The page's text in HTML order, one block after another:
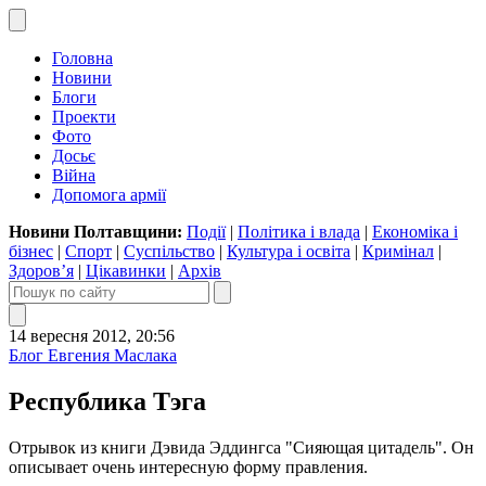
Головна
Новини
Блоги
Проекти
Фото
Досьє
Війна
Допомога армії
Новини Полтавщини: Події| Політика і влада | Економіка і
бізнес | Спорт | Суспільство | Культура і освіта | Кримінал |
Здоров’я | Цікавинки | Архів
14 вересня 2012, 20:56
Блог Евгения Маслака
Республика Тэга
Отрывок из книги Дэвида Эддингса "Сияющая цитадель". Он
описывает очень интересную форму правления.